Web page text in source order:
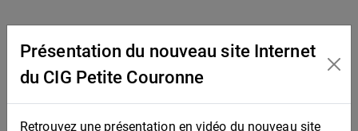
Présentation du nouveau site Internet
du CIG Petite Couronne
Retrouvez une présentation en vidéo du nouveau site